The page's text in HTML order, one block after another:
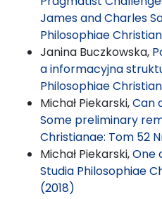
James and Charles
Philosophiae
Janina Buczkowska,
a informacyjna
Philosophiae
Michał Piekarski,Can
Some preliminary
Christianae: Tom 52
Michał Piekarski,One
Studia Philosophiae
(2018)